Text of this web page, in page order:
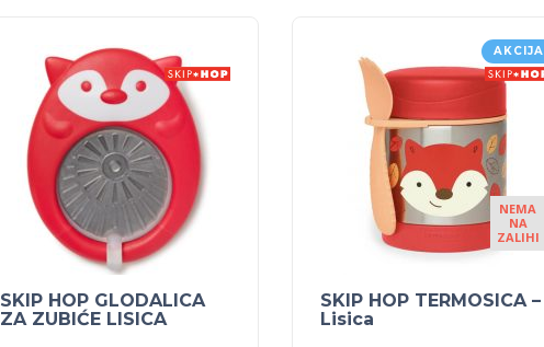
SKIP HOP GLODALICA
ZA ZUBIĆE LISICA
AKCIJA
NEMA
NA
ZALIHI
SKIP HOP TERMOSICA –
Lisica